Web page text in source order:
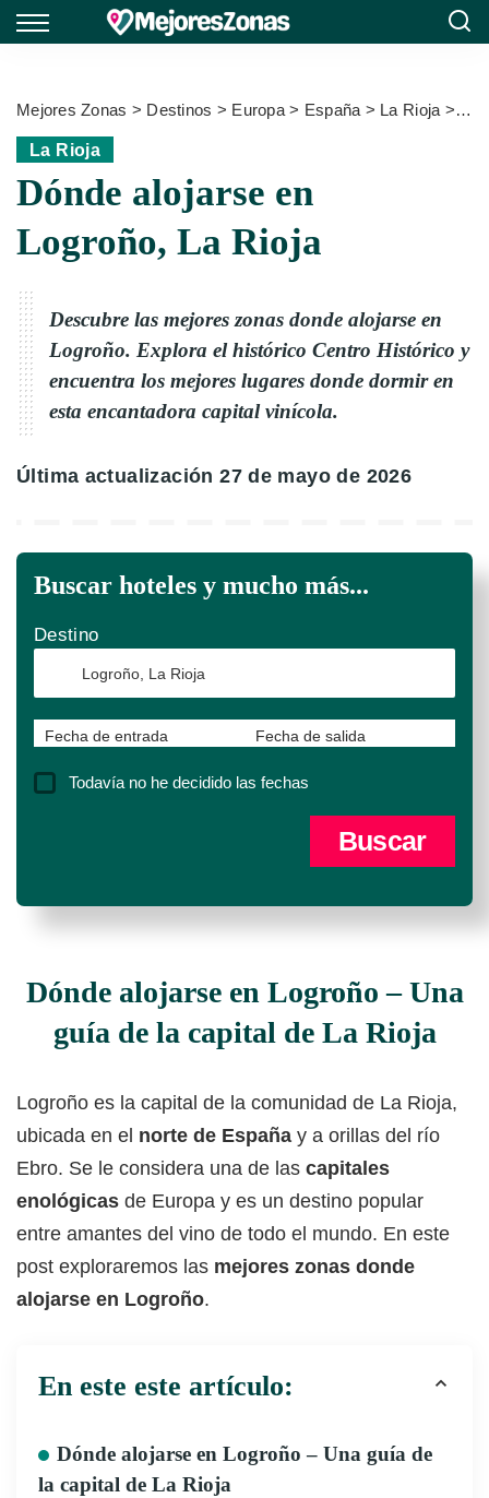
Mejores Zonas > Destinos > Europa> España > La Rioja >
La Rioja
Dónde alojarse en
Logroño, La Rioja
Descubre las mejores zonas donde alojarse en
Logroño. Explora el histórico Centro Histórico y
encuentra los mejores lugares donde dormir en
esta encantadora capital vinícola.
Última actualización 27 de mayo de 2026
Buscar hoteles y mucho más...
Destino
Fecha de entrada Fecha de salida
Todavía no he decidido las fechas
Dónde alojarse en Logroño – Una
guía de la capital de La Rioja
Logroño es la capital de la comunidad de La Rioja,
ubicada en el norte de España y a orillas del río
Ebro. Se le considera una de las capitales
enológicas de Europa y es un destino popular
entre amantes del vino de todo el mundo. En este
post exploraremos las mejores zonas donde
alojarse en Logroño.
En este este artículo:
Dónde alojarse en Logroño – Una guía de
la capital de La Rioja